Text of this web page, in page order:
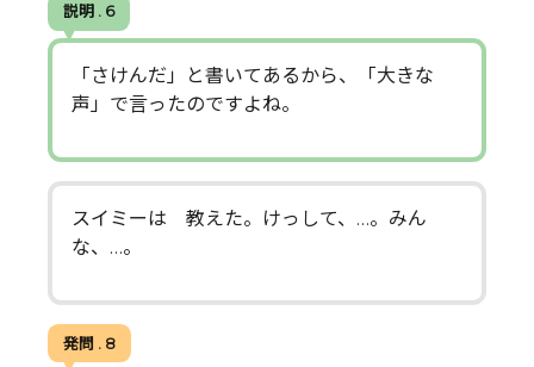
説明 . 6
「さけんだ」と書いてあるから、「大きな
声」で言ったのですよね。
スイミーは 教えた。けっして、…。みん
な、…。
発問 . 8